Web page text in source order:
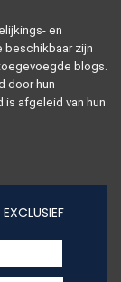
en
zijn
blogs.
door hun
afgeleid van hun